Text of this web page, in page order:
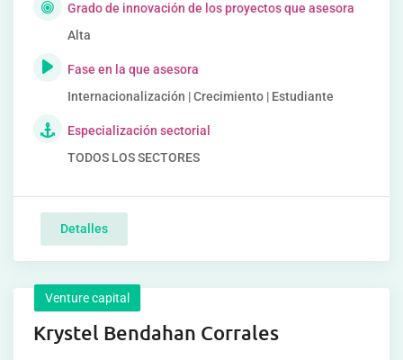
Grado de innovación de los proyectos que asesora
Alta
Fase en la que asesora
Internacionalización | Crecimiento | Estudiante
Especialización sectorial
TODOS LOS SECTORES
Detalles
Venture capital
Krystel Bendahan Corrales